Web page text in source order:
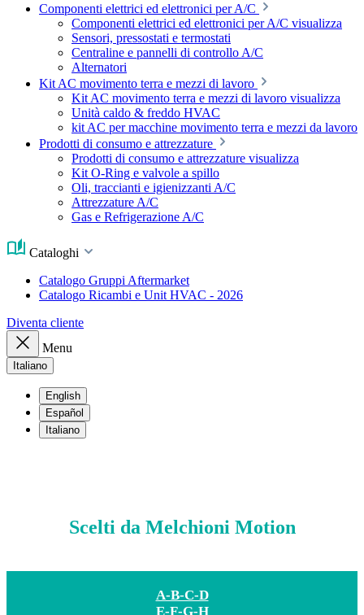
Componenti elettrici ed elettronici per A/C
Componenti elettrici ed elettronici per A/C visualizza
Sensori, pressostati e termostati
Centraline e pannelli di controllo A/C
Alternatori
Kit AC movimento terra e mezzi di lavoro
Kit AC movimento terra e mezzi di lavoro visualizza
Unità caldo & freddo HVAC
kit AC per macchine movimento terra e mezzi da lavoro
Prodotti di consumo e attrezzature
Prodotti di consumo e attrezzature visualizza
Kit O-Ring e valvole a spillo
Oli, traccianti e igienizzanti A/C
Attrezzature A/C
Gas e Refrigerazione A/C
Cataloghi
Catalogo Gruppi Aftermarket
Catalogo Ricambi e Unit HVAC - 2026
Diventa cliente
Menu
Italiano
English
Español
Italiano
Scelti da Melchioni Motion
A-B-C-D
E-F-G-H